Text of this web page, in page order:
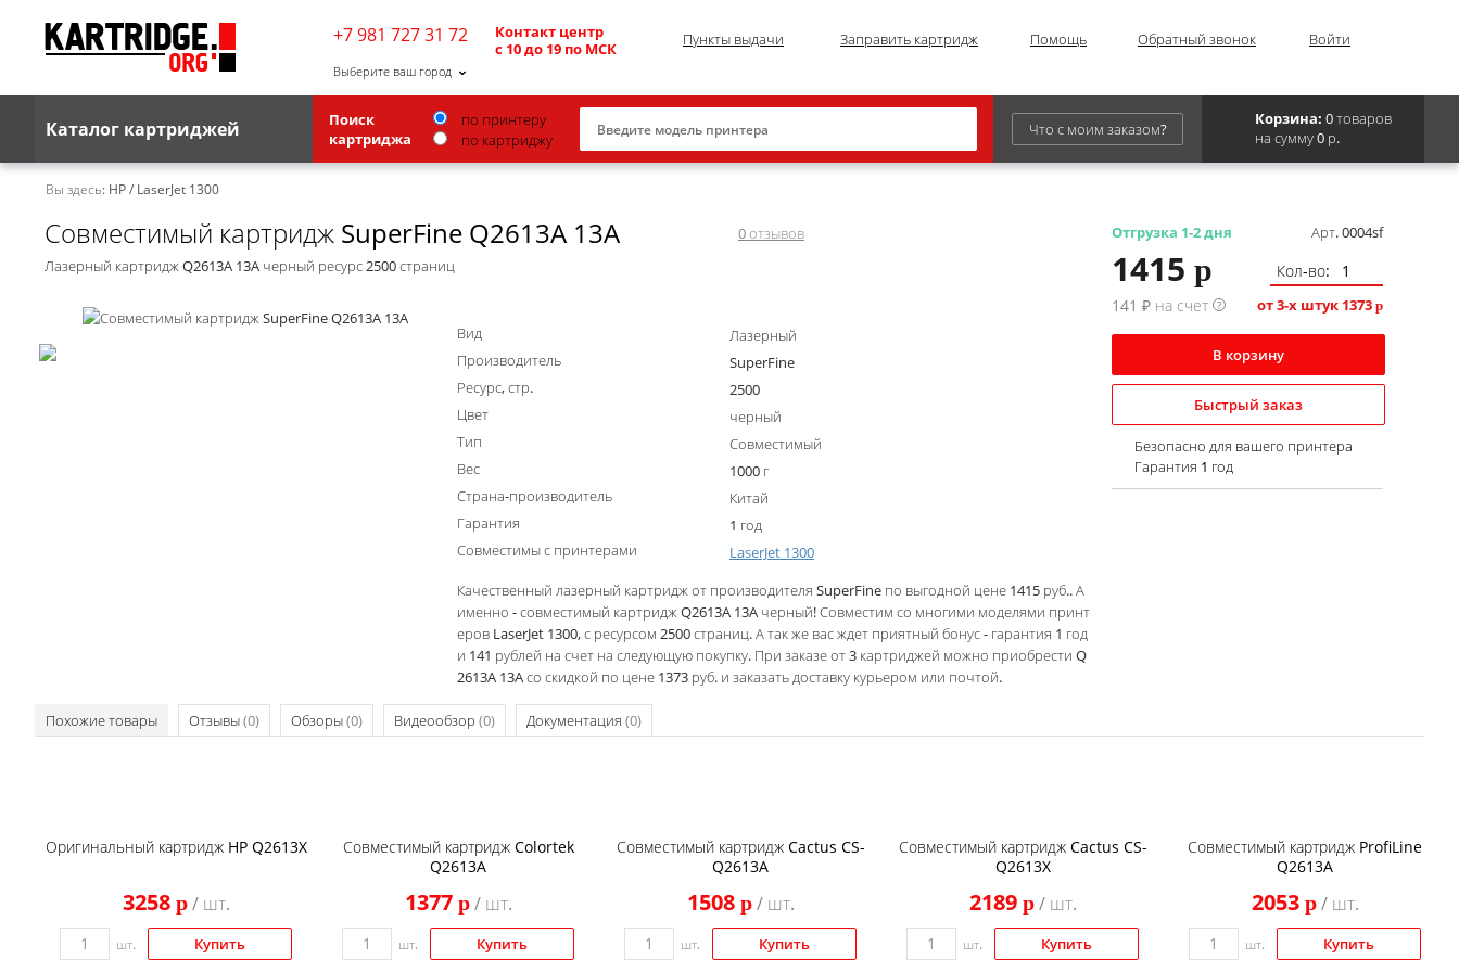
+7 981 727 31 72
Контакт центр
с 10 до 19 по МСК
Выберите ваш город
Пункты выдачи Заправить картридж Помощь Обратный звонок Войти
Каталог картриджей
Brother
G&G
HP
Kodak
Lexmark
Xerox
Для франкировальной машины
Поиск
картриджа
по принтеру
по картриджу
Что с моим заказом?
Корзина: 0 товаров
на сумму 0 р.
Вы здесь: HP/ LaserJet 1300
Совместимый картридж SuperFine Q2613A 13A 0отзывов
Лазерный картридж Q2613A 13A черный ресурс 2500 страниц
Вид
Лазерный
Производитель
SuperFine
Ресурс, стр.
2500
Цвет
черный
Тип
Совместимый
Вес
1000 г
Страна-производитель
Китай
Гарантия
1 год
Совместимы с принтерами
LaserJet 1300
Качественный лазерный картридж от производителя SuperFine по выгодной цене 1415 руб.. А
именно - совместимый картридж Q2613A 13A черный! Совместим со многими моделями принт
еров LaserJet 1300, с ресурсом 2500 страниц. А так же вас ждет приятный бонус - гарантия 1 год
и 141 рублей на счет на следующую покупку. При заказе от 3 картриджей можно приобрести Q
2613A 13A со скидкой по цене 1373 руб. и заказать доставку курьером или почтой.
Отгрузка 1-2 дня Арт. 0004sf
1415p
Кол-во:
141 ₽ на счет ? от 3-х штук 1373p
В корзину
Быстрый заказ
Безопасно для вашего принтера
Гарантия 1 год
Похожие товары Отзывы(0) Обзоры(0) Видеообзор (0) Документация (0)
Оригинальный картридж HP Q2613X
3258 p/ шт.
шт. Купить
Совместимый картридж Colortek
Q2613A
1377 p/ шт.
шт. Купить
Совместимый картридж Cactus CS-
Q2613A
1508 p/ шт.
шт. Купить
Совместимый картридж Cactus CS-
Q2613X
2189 p/ шт.
шт. Купить
Совместимый картридж ProfiLine
Q2613A
2053 p/ шт.
шт. Купить